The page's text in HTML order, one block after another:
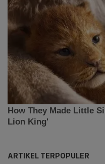
ARTIKEL TERPOPULER